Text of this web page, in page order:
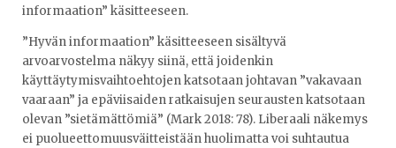
informaation” käsitteeseen.
”Hyvän informaation” käsitteeseen sisältyvä
arvoarvostelma näkyy siinä, että joidenkin
käyttäytymisvaihtoehtojen katsotaan johtavan ”vakavaan
vaaraan” ja epäviisaiden ratkaisujen seurausten katsotaan
olevan ”sietämättömiä” (Mark 2018: 78). Liberaali näkemys
ei puolueettomuusväitteistään huolimatta voi suhtautua